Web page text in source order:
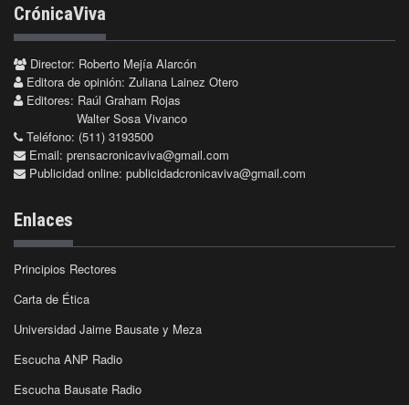
CrónicaViva
Director: Roberto Mejía Alarcón
Editora de opinión: Zuliana Lainez Otero
Editores: Raúl Graham Rojas
Walter Sosa Vivanco
Teléfono: (511) 3193500
Email: prensacronicaviva@gmail.com
Publicidad online: publicidadcronicaviva@gmail.com
Enlaces
Principios Rectores
Carta de Ética
Universidad Jaime Bausate y Meza
Escucha ANP Radio
Escucha Bausate Radio